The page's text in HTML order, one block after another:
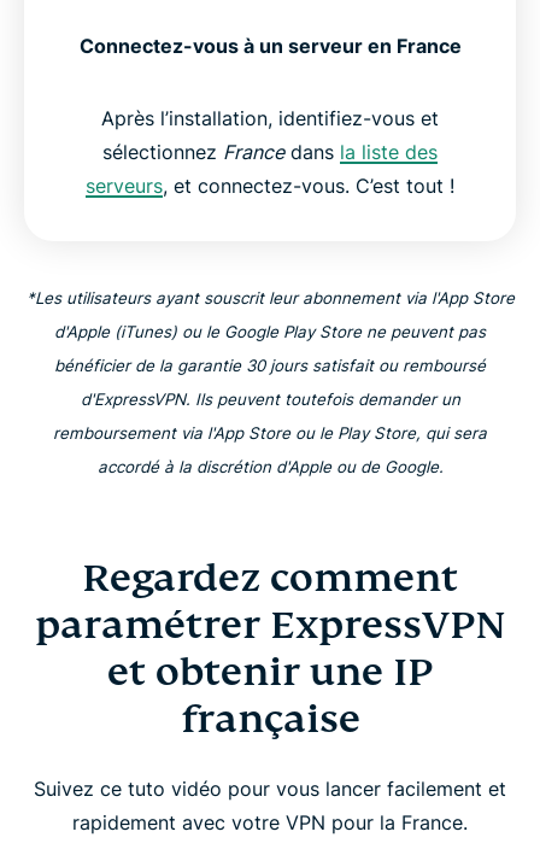
Connectez-vous à un serveur en France
Après l’installation, identifiez-vous et
sélectionnez Francedans la liste des
serveurs, et connectez-vous. C’est tout !
*Les utilisateurs ayant souscrit leur abonnement via l'App Store
d'Apple (iTunes) ou le Google Play Store ne peuvent pas
bénéficier de la garantie 30 jours satisfait ou remboursé
d'ExpressVPN. Ils peuvent toutefois demander un
remboursement via l'App Store ou le Play Store, qui sera
accordé à la discrétion d'Apple ou de Google.
Regardez comment
paramétrer ExpressVPN
et obtenir une IP
française
Suivez ce tuto vidéo pour vous lancer facilement et
rapidement avec votre VPN pour la France.